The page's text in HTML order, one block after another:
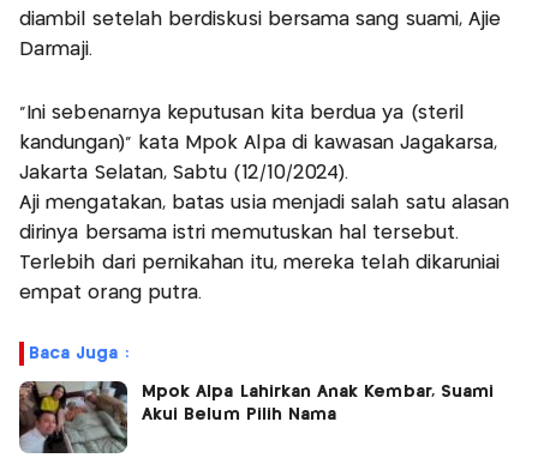
diambil setelah berdiskusi bersama sang suami, Ajie
Darmaji.
"Ini sebenarnya keputusan kita berdua ya (steril
kandungan)" kata Mpok Alpa di kawasan Jagakarsa,
Jakarta Selatan, Sabtu (12/10/2024).
Aji mengatakan, batas usia menjadi salah satu alasan
dirinya bersama istri memutuskan hal tersebut.
Terlebih dari pernikahan itu, mereka telah dikaruniai
empat orang putra.
Baca Juga :
Mpok Alpa Lahirkan Anak Kembar, Suami
Akui Belum Pilih Nama